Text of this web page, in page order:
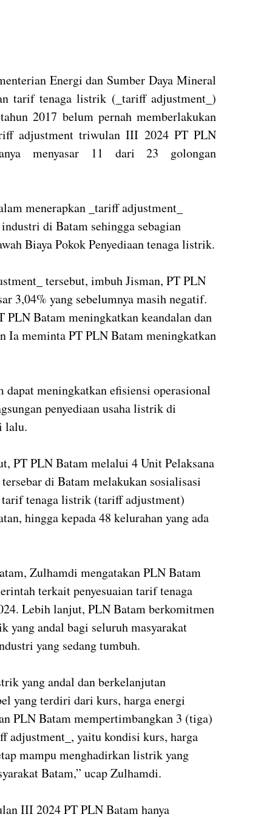
Energi dan Sumber Daya Mineral
tarif tenaga listrik (_tariff adjustment_)
2017 belum pernah memberlakukan
adjustment triwulan III 2024 PT PLN
menyasar 11 dari 23 golongan
menerapkan _tariff adjustment_
di Batam sehingga sebagian
Biaya Pokok Penyediaan tenaga listrik.
tersebut, imbuh Jisman, PT PLN
3,04% yang sebelumnya masih negatif.
Batam meningkatkan keandalan dan
Ia meminta PT PLN Batam meningkatkan
meningkatkan efisiensi operasional
penyediaan usaha listrik di
lalu.
PT PLN Batam melalui 4 Unit Pelaksana
di Batam melakukan sosialisasi
tarif tenaga listrik (tariff adjustment)
hingga kepada 48 kelurahan yang ada
Zulhamdi mengatakan PLN Batam
terkait penyesuaian tarif tenaga
Lebih lanjut, PLN Batam berkomitmen
yang andal bagi seluruh masyarakat
yang sedang tumbuh.
yang andal dan berkelanjutan
yang terdiri dari kurs, harga energi
PLN Batam mempertimbangkan 3 (tiga)
adjustment_, yaitu kondisi kurs, harga
mampu menghadirkan listrik yang
Batam,” ucap Zulhamdi.
III 2024 PT PLN Batam hanya